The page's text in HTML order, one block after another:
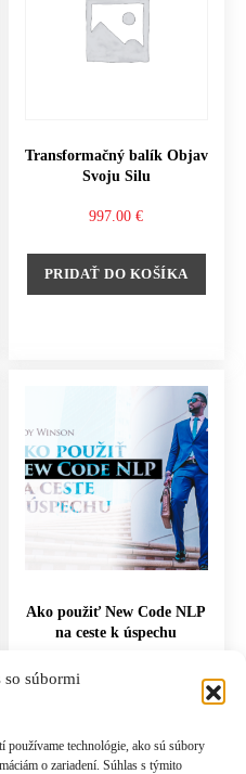
so súbormi
používame technológie, ako sú súbory
o zariadení. Súhlas s týmito
Transformačný balík Objav
Svoju Silu
997.00€
PRIDAŤ DO KOŠÍKA
Ako použiť New Code NLP
na ceste k úspechu